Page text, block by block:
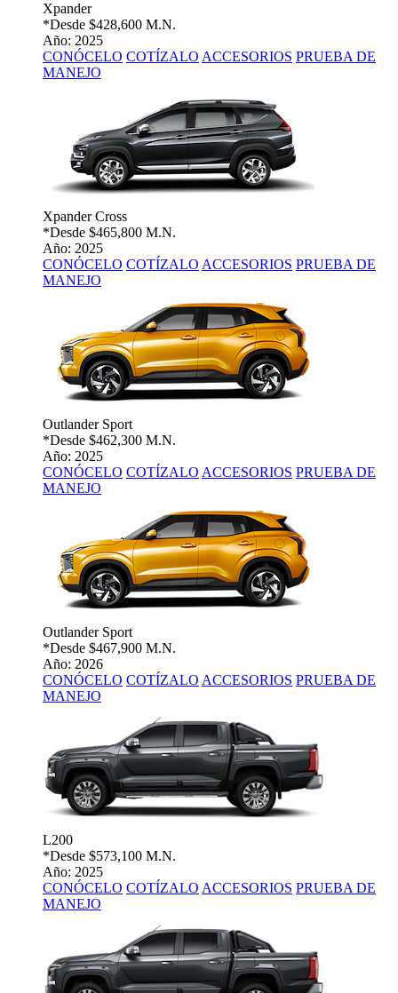
Xpander
*Desde $428,600 M.N.
Año: 2025
CONÓCELO COTÍZALO ACCESORIOS PRUEBA DE
MANEJO
Xpander Cross
*Desde $465,800 M.N.
Año: 2025
CONÓCELO COTÍZALO ACCESORIOS PRUEBA DE
MANEJO
Outlander Sport
*Desde $462,300 M.N.
Año: 2025
CONÓCELO COTÍZALO ACCESORIOS PRUEBA DE
MANEJO
Outlander Sport
*Desde $467,900 M.N.
Año: 2026
CONÓCELO COTÍZALO ACCESORIOS PRUEBA DE
MANEJO
L200
*Desde $573,100 M.N.
Año: 2025
CONÓCELO COTÍZALO ACCESORIOS PRUEBA DE
MANEJO